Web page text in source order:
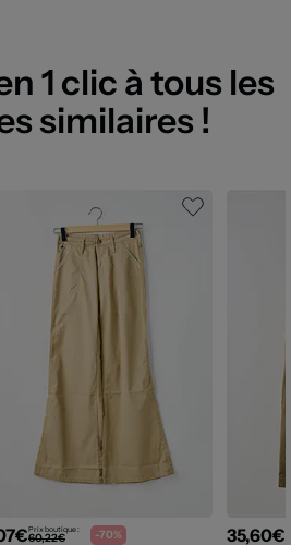
1 clic à tous les
similaires !
Prix boutique :
60,22€ -70% 35,60€